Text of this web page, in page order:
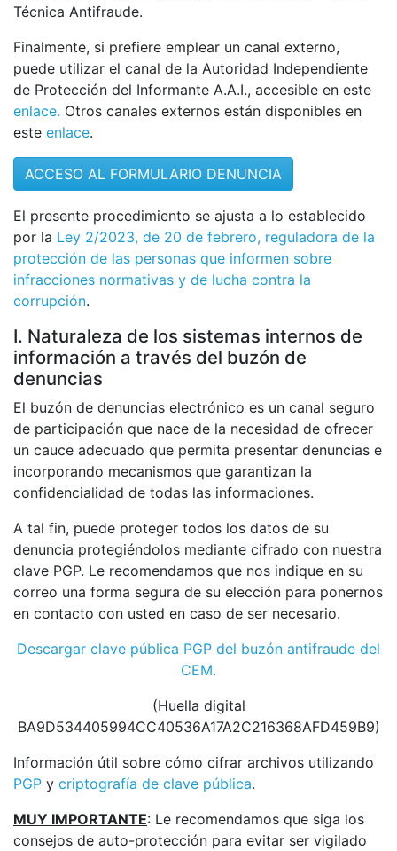
Técnica Antifraude.
Finalmente, si prefiere emplear un canal externo,
puede utilizar el canal de la Autoridad Independiente
de Protección del Informante A.A.I., accesible en este
enlace. Otros canales externos están disponibles en
este enlace.
ACCESO AL FORMULARIO DENUNCIA
El presente procedimiento se ajusta a lo establecido
por la Ley 2/2023, de 20 de febrero, reguladora de la
protección de las personas que informen sobre
infracciones normativas y de lucha contra la
corrupción.
I. Naturaleza de los sistemas internos de
información a través del buzón de
denuncias
El buzón de denuncias electrónico es un canal seguro
de participación que nace de la necesidad de ofrecer
un cauce adecuado que permita presentar denuncias e
incorporando mecanismos que garantizan la
confidencialidad de todas las informaciones.
A tal fin, puede proteger todos los datos de su
denuncia protegiéndolos mediante cifrado con nuestra
clave PGP. Le recomendamos que nos indique en su
correo una forma segura de su elección para ponernos
en contacto con usted en caso de ser necesario.
Descargar clave pública PGP del buzón antifraude del
CEM.
(Huella digital
BA9D534405994CC40536A17A2C216368AFD459B9)
Información útil sobre cómo cifrar archivos utilizando
PGP y criptografía de clave pública.
MUY IMPORTANTE: Le recomendamos que siga los
consejos de auto-protección para evitar ser vigilado